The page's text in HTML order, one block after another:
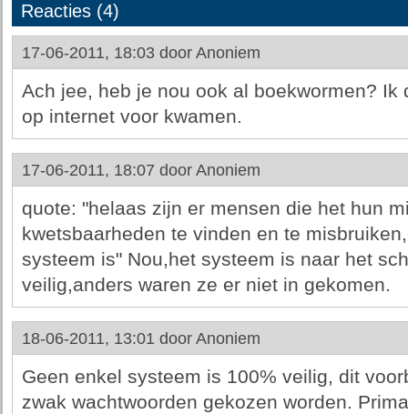
Reacties (4)
17-06-2011, 18:03 door Anoniem
Ach jee, heb je nou ook al boekwormen? Ik
op internet voor kwamen.
17-06-2011, 18:07 door Anoniem
quote: "helaas zijn er mensen die het hun
kwetsbaarheden te vinden en te
systeem is" Nou,het systeem is naar het
veilig,anders waren ze er niet in gekomen.
18-06-2011, 13:01 door Anoniem
Geen enkel systeem is 100% veilig, dit
zwak wachtwoorden gekozen worden.